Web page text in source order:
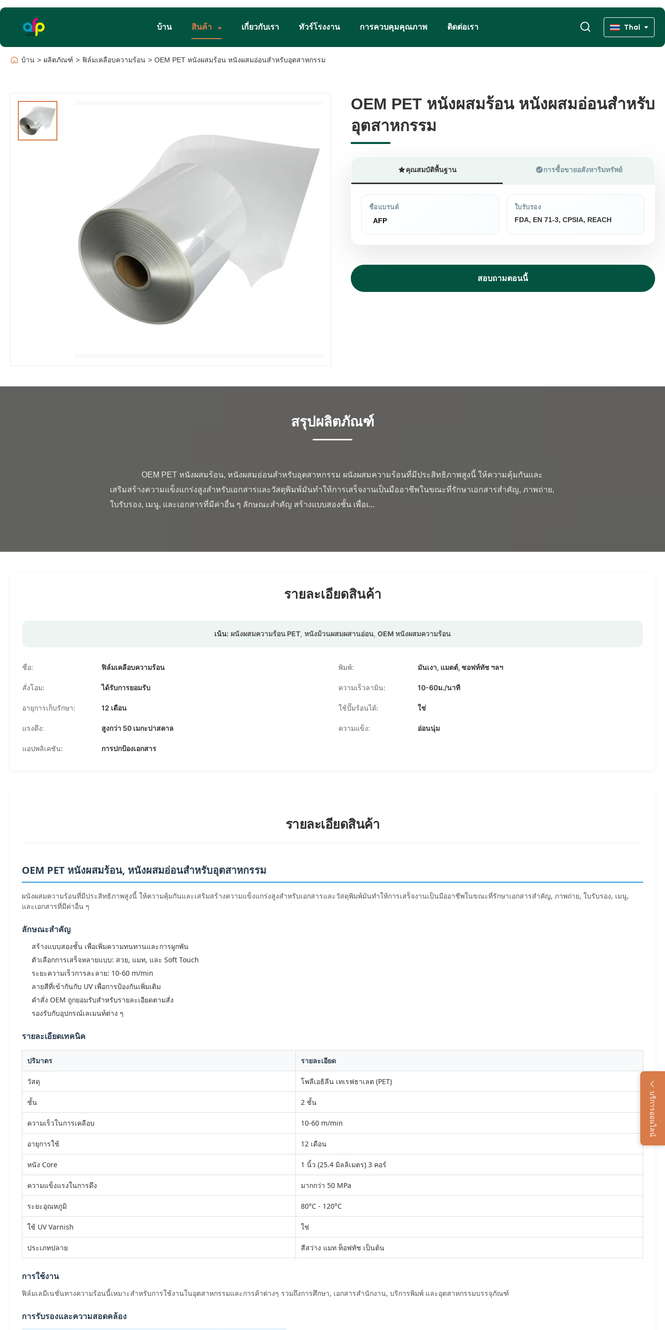
บ้าน สินค้า เกี่ยวกับเรา ทัวร์โรงงาน การควบคุมคุณภาพ ติดต่อเรา Thai
บริการออนไลน์
บ้าน > ผลิตภัณฑ์ > ฟิล์มเคลือบความร้อน > OEM PET หนังผสมร้อน หนังผสมอ่อนสําหรับอุตสาหกรรม
OEM PET หนังผสมร้อน หนังผสมอ่อนสําหรับ
อุตสาหกรรม
OEM PET หนังผสมร้อน หนังผสมอ่อนสําหรับ
อุตสาหกรรม
คุณสมบัติพื้นฐาน การซื้อขายอสังหาริมทรัพย์
ชื่อแบรนด์
AFP
ใบรับรอง
FDA, EN 71-3, CPSIA, REACH
สอบถามตอนนี้
สรุปผลิตภัณฑ์
เสริมสร้างความแข็งแกร่งสูงสําหรับเอกสารและวัสดุพิมพ์มันทําให้การเสร็จงานเป็นมืออาชีพในขณะที่รักษาเอกสารสําคัญ, ภาพถ่าย,
ใบรับรอง, เมนู, และเอกสารที่มีค่าอื่น ๆ ลักษณะสําคัญ สร้างแบบสองชั้น เพื่อเ...
รายละเอียดสินค้า
เน้น: ผนังผสมความร้อน PET, หนังม้วนผสมผสานอ่อน, OEM หนังผสมความร้อน
ชื่อ: ฟิล์มเคลือบความร้อน พิมพ์: มันเงา, แมตต์, ซอฟท์ทัช ฯลฯ
สั่งโอม: ได้รับการยอมรับ ความเร็วลามิน: 10-60ม./นาที
อายุการเก็บรักษา: 12 เดือน ใช้ปั๊มร้อนได้: ใช่
แรงดึง: สูงกว่า 50 เมกะปาสคาล ความแข็ง: อ่อนนุ่ม
แอปพลิเคชัน: การปกป้องเอกสาร
รายละเอียดสินค้า
OEM PET หนังผสมร้อน, หนังผสมอ่อนสําหรับอุตสาหกรรม
ผนังผสมความร้อนที่มีประสิทธิภาพสูงนี้ ให้ความคุ้มกันและเสริมสร้างความแข็งแกร่งสูงสําหรับเอกสารและวัสดุพิมพ์มันทําให้การเสร็จงานเป็นมืออาชีพในขณะที่รักษาเอกสารสําคัญ, ภาพถ่าย, ใบรับรอง, เมนู,
และเอกสารที่มีค่าอื่น ๆ
ลักษณะสําคัญ
สร้างแบบสองชั้น เพื่อเพิ่มความทนทานและการผูกพัน
ตัวเลือกการเสร็จหลายแบบ: สวย, แมท, และ Soft Touch
ระยะความเร็วการละลาย: 10-60 m/min
ลายสีที่เข้ากันกับ UV เพื่อการป้องกันเพิ่มเติม
คําสั่ง OEM ถูกยอมรับสําหรับรายละเอียดตามสั่ง
รองรับกับอุปกรณ์เลเมนท์ต่าง ๆ
รายละเอียดเทคนิค
ปริมาตร รายละเอียด
วัสดุ โพลีเอธิลีน เทเรฟธาเลต (PET)
ชั้น 2 ชั้น
ความเร็วในการเคลือบ 10-60 m/min
อายุการใช้ 12 เดือน
หนัง Core 1 นิ้ว (25.4 มิลลิเมตร) 3 คอร์
ความแข็งแรงในการดึง มากกว่า 50 MPa
ระยะอุณหภูมิ 80°C - 120°C
ใช้ UV Varnish ใช่
ประเภทปลาย สีสว่าง แมท ท็อฟทัช เป็นต้น
การใช้งาน
ฟิล์มเลมีเนชั่นทางความร้อนนี้เหมาะสําหรับการใช้งานในอุตสาหกรรมและการค้าต่างๆ รวมถึงการศึกษา, เอกสารสํานักงาน, บริการพิมพ์ และอุตสาหกรรมบรรจุภัณฑ์
การรับรองและความสอดคล้อง